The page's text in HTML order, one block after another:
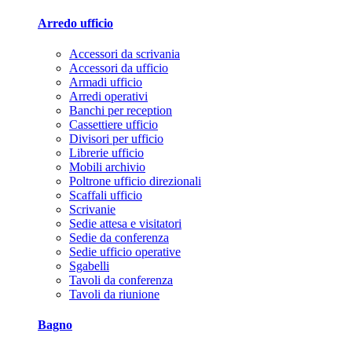
Arredo ufficio
Accessori da scrivania
Accessori da ufficio
Armadi ufficio
Arredi operativi
Banchi per reception
Cassettiere ufficio
Divisori per ufficio
Librerie ufficio
Mobili archivio
Poltrone ufficio direzionali
Scaffali ufficio
Scrivanie
Sedie attesa e visitatori
Sedie da conferenza
Sedie ufficio operative
Sgabelli
Tavoli da conferenza
Tavoli da riunione
Bagno